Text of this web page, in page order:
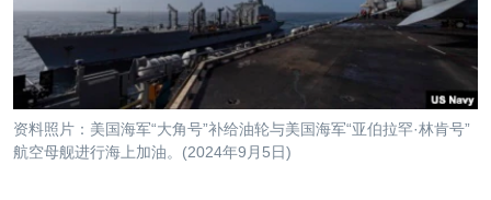
检
美洲
全球议题
劳工
环境
美中关系
美国建国250周年
埃博拉疫情
美国之音专访
中文广播
关注我们
资料照片：美国海军“大角号”补给油轮与美国海军“亚伯拉罕·林肯号”
航空母舰进行海上加油。(2024年9月5日)